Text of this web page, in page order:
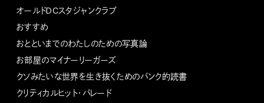
オールドDCスタジャンクラブ
おすすめ
おとといまでのわたしのための写真論
お部屋のマイナーリーガーズ
クソみたいな世界を生き抜くためのパンク的読書
クリティカルヒット・パレード